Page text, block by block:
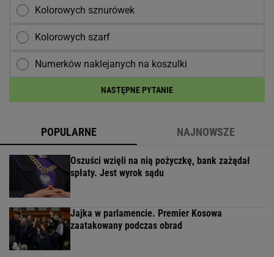
Kolorowych sznurówek
Kolorowych szarf
Numerków naklejanych na koszulki
NASTĘPNE PYTANIE
POPULARNE NAJNOWSZE
Oszuści wzięli na nią pożyczkę, bank zażądał
spłaty. Jest wyrok sądu
Jajka w parlamencie. Premier Kosowa
zaatakowany podczas obrad